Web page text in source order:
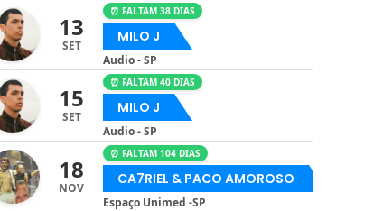
13
SET
⏰ FALTAM 38 DIAS
MILO J
Audio - SP
15
SET
⏰ FALTAM 40 DIAS
MILO J
Audio - SP
18
NOV
⏰ FALTAM 104 DIAS
CA7RIEL & PACO AMOROSO
Espaço Unimed -SP